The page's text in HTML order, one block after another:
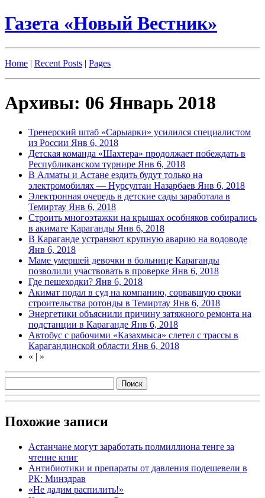
Газета «Новый Вестник»
Home | Recent Posts | Pages
Архивы: 06 Январь 2018
Тренерский штаб «Сарыарки» усилился специалистом
из России Янв 6, 2018
Детская команда «Шахтера» продолжает побеждать в
Республиканском турнире Янв 6, 2018
В Алматы и Астане ездить будут только на
электромобилях — Нурсултан Назарбаев Янв 6, 2018
Электронная очередь в детские сады заработала в
Темиртау Янв 6, 2018
Строить многоэтажки на крышах особняков собирались
в акимате Караганды Янв 6, 2018
В Караганде устраняют крупную аварию на водоводе
Янв 6, 2018
Маме умершей девочки в больнице Караганды
позволили участвовать в проверке Янв 6, 2018
Где пешеходки? Янв 6, 2018
Акимат подал в суд на компанию, сорвавшую сроки
строительства ротонды в Темиртау Янв 6, 2018
Энергетики объяснили причину затяжного ремонта на
подстанции в Караганде Янв 6, 2018
Автобус с рабочими «Казахмыса» слетел с трассы в
Карагандинской области Янв 6, 2018
« | »
Похожие записи
Астанчане могут заработать полмиллиона тенге за
чтение книг
Антибиотики и препараты от давления подешевели в
РК: Минздрав
«Не дадим распилить!»